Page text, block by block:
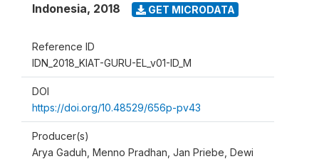
Indonesia, 2018 GET MICRODATA
Reference ID
IDN_2018_KIAT-GURU-EL_v01-ID_M
DOI
https://doi.org/10.48529/656p-pv43
Producer(s)
Arya Gaduh, Menno Pradhan, Jan Priebe, Dewi